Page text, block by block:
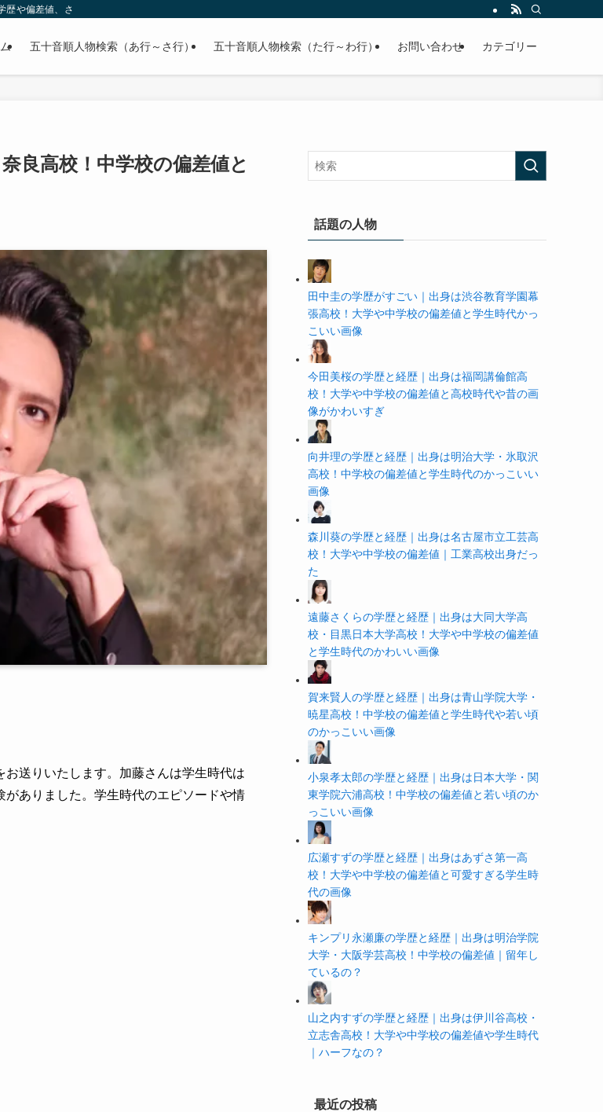
や偏差値、さらに政治家やスポーツ選手などの有名人の学歴や高校・大学の偏差値まで紹介していきます。
五十音順人物検索（あ行～さ行） 五十音順人物検索（た行～わ行） お問い合わせ カテゴリー
良高校！中学校の偏差値と
送りいたします。加藤さんは学生時代は
ありました。学生時代のエピソードや情
話題の人物
田中圭の学歴がすごい｜出身は渋谷教育学園幕
張高校！大学や中学校の偏差値と学生時代かっ
こいい画像
今田美桜の学歴と経歴｜出身は福岡講倫館高
校！大学や中学校の偏差値と高校時代や昔の画
像がかわいすぎ
向井理の学歴と経歴｜出身は明治大学・氷取沢
高校！中学校の偏差値と学生時代のかっこいい
画像
森川葵の学歴と経歴｜出身は名古屋市立工芸高
校！大学や中学校の偏差値｜工業高校出身だっ
た
遠藤さくらの学歴と経歴｜出身は大同大学高
校・目黒日本大学高校！大学や中学校の偏差値
と学生時代のかわいい画像
賀来賢人の学歴と経歴｜出身は青山学院大学・
暁星高校！中学校の偏差値と学生時代や若い頃
のかっこいい画像
小泉孝太郎の学歴と経歴｜出身は日本大学・関
東学院六浦高校！中学校の偏差値と若い頃のか
っこいい画像
広瀬すずの学歴と経歴｜出身はあずさ第一高
校！大学や中学校の偏差値と可愛すぎる学生時
代の画像
キンプリ永瀬廉の学歴と経歴｜出身は明治学院
大学・大阪学芸高校！中学校の偏差値｜留年し
ているの？
山之内すずの学歴と経歴｜出身は伊川谷高校・
立志舎高校！大学や中学校の偏差値や学生時代
｜ハーフなの？
最近の投稿